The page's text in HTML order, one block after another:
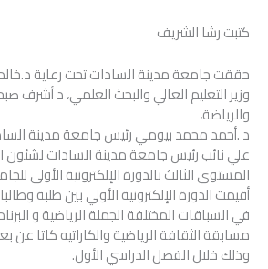
كتبت رشا الشريف
حققت جامعة مدينة السادات تحت رعاية
وزير التعليم العالي والبحث العلمي، د أشرف
والرياضة،
د .أحمد محمد بيومي رئيس جامعة مدينة
علي نائب رئيس جامعة مدينة السادات لشئون
المستوى الثالث بالدورة الإلكترونية الأولى
أقيمت الدورة الإلكترونية الأولي بين طلبة
في السباقات المختلفة الجملة الرياضية و
مسابقة الثقافة الرياضية والكاراتيه كاتا عن
وذلك خلال الفصل الدراسي الأول.